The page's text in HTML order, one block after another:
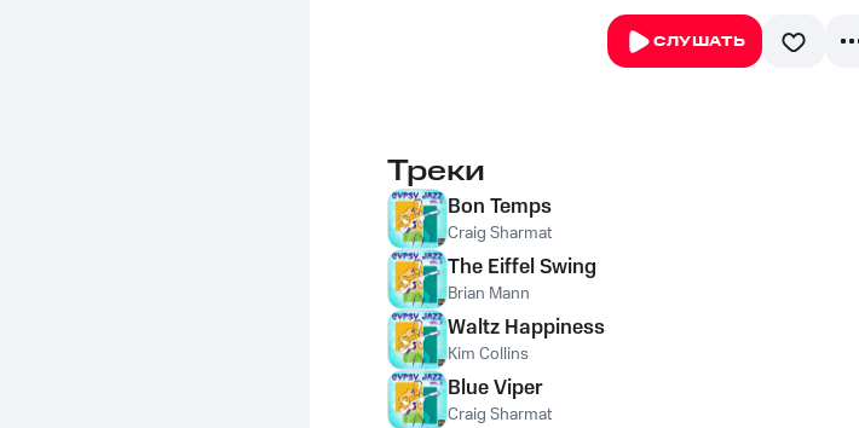
СЛУШАТЬ
Треки
Bon Temps
Craig Sharmat
The Eiffel Swing
Brian Mann
Waltz Happiness
Kim Collins
Blue Viper
Craig Sharmat